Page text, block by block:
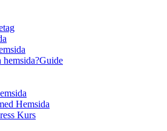
hemsida?Guide
Hemsida
Kurs